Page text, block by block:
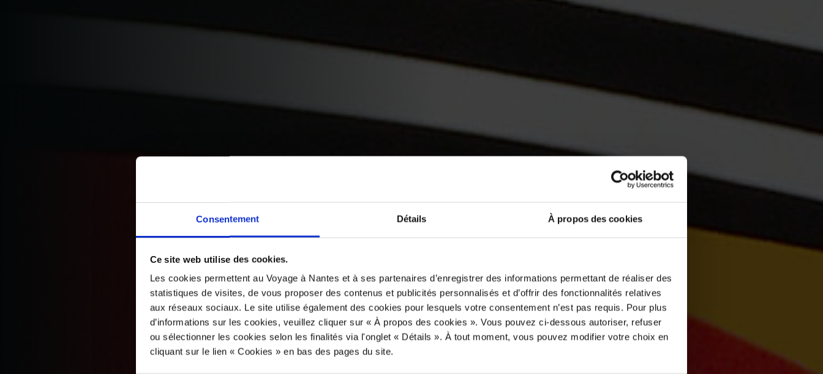
Consentement Détails À propos des cookies
Ce site web utilise des cookies.
Les cookies permettent au Voyage à Nantes et à ses partenaires d’enregistrer des informations permettant de réaliser des
statistiques de visites, de vous proposer des contenus et publicités personnalisés et d’offrir des fonctionnalités relatives
aux réseaux sociaux. Le site utilise également des cookies pour lesquels votre consentement n’est pas requis. Pour plus
d’informations sur les cookies, veuillez cliquer sur « À propos des cookies ». Vous pouvez ci-dessous autoriser, refuser
ou sélectionner les cookies selon les finalités via l'onglet « Détails ». À tout moment, vous pouvez modifier votre choix en
cliquant sur le lien « Cookies » en bas des pages du site.